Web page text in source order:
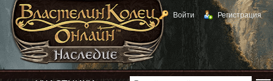
Войти Регистрация